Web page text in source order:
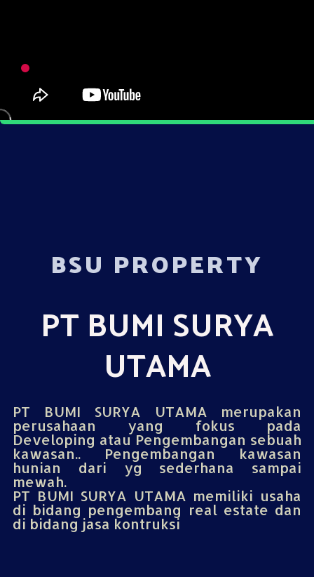
BSU PROPERTY
PT BUMI SURYA
UTAMA
PT BUMI SURYA UTAMA merupakan
perusahaan yang fokus pada
Developing atau Pengembangan sebuah
kawasan.. Pengembangan kawasan
hunian dari yg sederhana sampai
mewah.
PT BUMI SURYA UTAMA memiliki usaha
di bidang pengembang real estate dan
di bidang jasa kontruksi